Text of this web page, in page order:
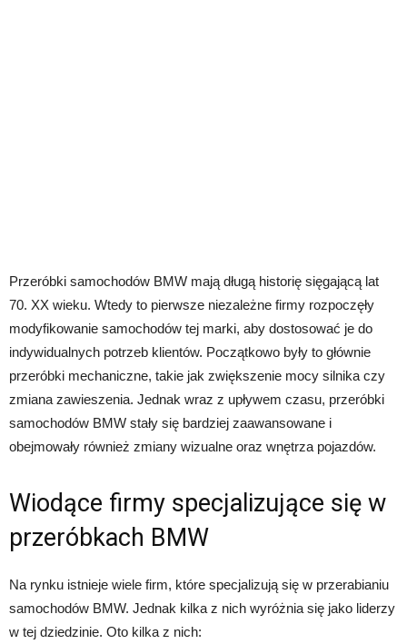
Przeróbki samochodów BMW mają długą historię sięgającą lat
70. XX wieku. Wtedy to pierwsze niezależne firmy rozpoczęły
modyfikowanie samochodów tej marki, aby dostosować je do
indywidualnych potrzeb klientów. Początkowo były to głównie
przeróbki mechaniczne, takie jak zwiększenie mocy silnika czy
zmiana zawieszenia. Jednak wraz z upływem czasu, przeróbki
samochodów BMW stały się bardziej zaawansowane i
obejmowały również zmiany wizualne oraz wnętrza pojazdów.
Wiodące firmy specjalizujące się w
przeróbkach BMW
Na rynku istnieje wiele firm, które specjalizują się w przerabianiu
samochodów BMW. Jednak kilka z nich wyróżnia się jako liderzy
w tej dziedzinie. Oto kilka z nich: